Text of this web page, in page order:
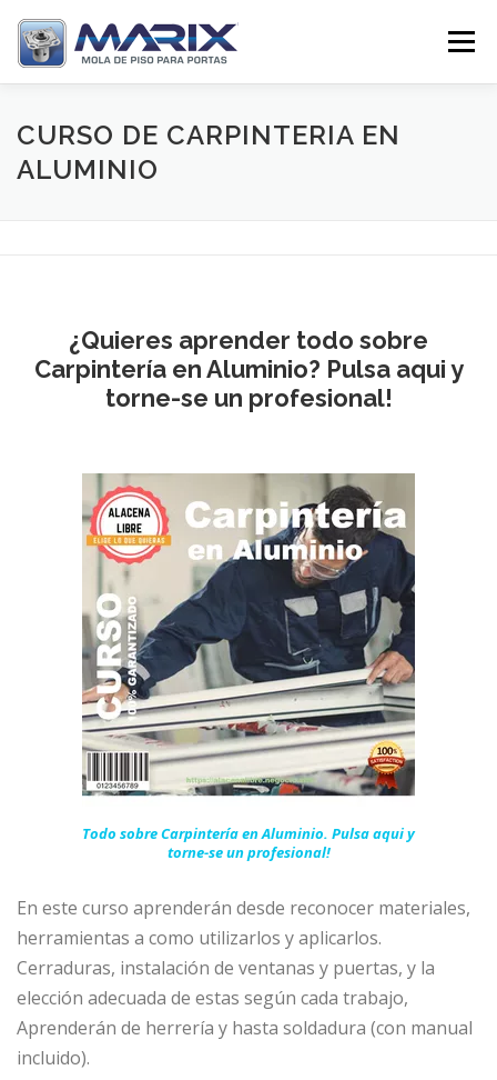
para
Menu
SOBRE PRODUTOS TV MARIX
CURSO DE CARPINTERIA EN
ALUMINIO
¿Quieres aprender todo sobre
Carpintería en Aluminio? Pulsa aqui y
torne-se un profesional!
Todo sobre Carpintería en Aluminio. Pulsa aqui y
torne-se un profesional!
En este curso aprenderán desde reconocer materiales,
herramientas a como utilizarlos y aplicarlos.
Cerraduras, instalación de ventanas y puertas, y la
elección adecuada de estas según cada trabajo,
Aprenderán de herrería y hasta soldadura (con manual
incluido).